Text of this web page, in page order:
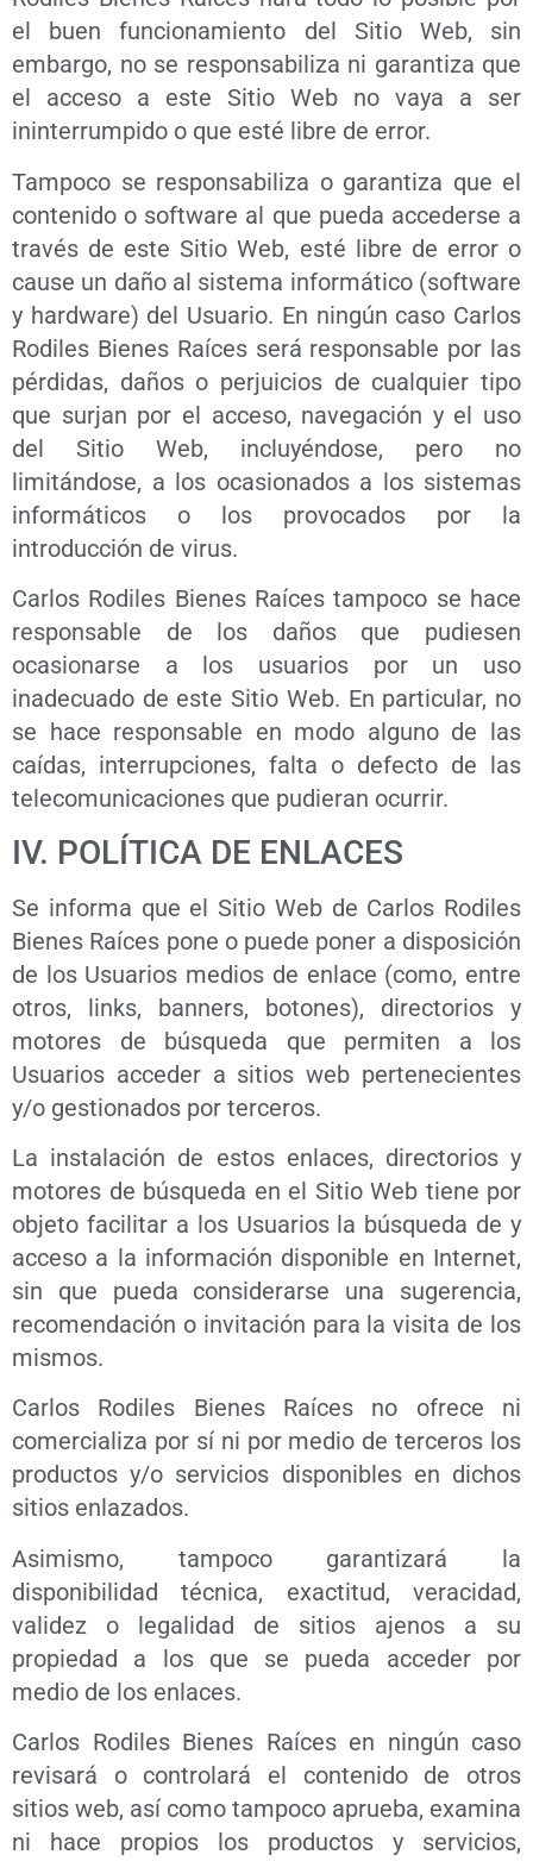
el buen funcionamiento del Sitio Web, sin
embargo, no se responsabiliza ni garantiza que
el acceso a este Sitio Web no vaya a ser
ininterrumpido o que esté libre de error.
Tampoco se responsabiliza o garantiza que el
contenido o software al que pueda accederse a
través de este Sitio Web, esté libre de error o
cause un daño al sistema informático (software
y hardware) del Usuario. En ningún caso Carlos
Rodiles Bienes Raíces será responsable por las
pérdidas, daños o perjuicios de cualquier tipo
que surjan por el acceso, navegación y el uso
del Sitio Web, incluyéndose, pero no
limitándose, a los ocasionados a los sistemas
informáticos o los provocados por la
introducción de virus.
Carlos Rodiles Bienes Raíces tampoco se hace
responsable de los daños que pudiesen
ocasionarse a los usuarios por un uso
inadecuado de este Sitio Web. En particular, no
se hace responsable en modo alguno de las
caídas, interrupciones, falta o defecto de las
telecomunicaciones que pudieran ocurrir.
IV. POLÍTICA DE ENLACES
Se informa que el Sitio Web de Carlos Rodiles
Bienes Raíces pone o puede poner a disposición
de los Usuarios medios de enlace (como, entre
otros, links, banners, botones), directorios y
motores de búsqueda que permiten a los
Usuarios acceder a sitios web pertenecientes
y/o gestionados por terceros.
La instalación de estos enlaces, directorios y
motores de búsqueda en el Sitio Web tiene por
objeto facilitar a los Usuarios la búsqueda de y
acceso a la información disponible en Internet,
sin que pueda considerarse una sugerencia,
recomendación o invitación para la visita de los
mismos.
Carlos Rodiles Bienes Raíces no ofrece ni
comercializa por sí ni por medio de terceros los
productos y/o servicios disponibles en dichos
sitios enlazados.
Asimismo, tampoco garantizará la
disponibilidad técnica, exactitud, veracidad,
validez o legalidad de sitios ajenos a su
propiedad a los que se pueda acceder por
medio de los enlaces.
Carlos Rodiles Bienes Raíces en ningún caso
revisará o controlará el contenido de otros
sitios web, así como tampoco aprueba, examina
ni hace propios los productos y servicios,